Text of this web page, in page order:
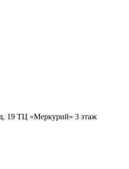
19 ТЦ «Меркурий» 3 этаж